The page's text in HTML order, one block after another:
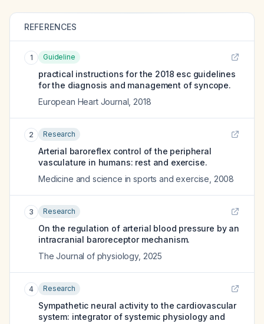
REFERENCES
1 Guideline
practical instructions for the 2018 esc guidelines
for the diagnosis and management of syncope.
European Heart Journal 2018
2 Research
Arterial baroreflex control of the peripheral
vasculature in humans: rest and exercise.
Medicine and science in sports and exercise 2008
3 Research
On the regulation of arterial blood pressure by an
intracranial baroreceptor mechanism.
The Journal of physiology, 2025
4 Research
Sympathetic neural activity to the cardiovascular
system: integrator of systemic physiology and